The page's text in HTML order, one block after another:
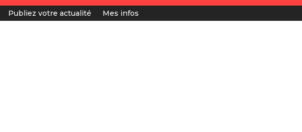
Publiez votre actualité Mes infos